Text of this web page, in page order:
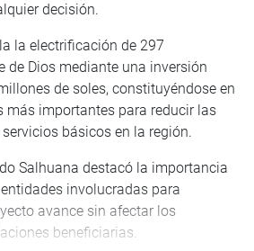
decisión.
la electrificación de 297
de Dios mediante una inversión
de soles, constituyéndose en
más importantes para reducir las
básicos en la región.
Salhuana destacó la importancia
involucradas para
avance sin afectar los
beneficiarias.